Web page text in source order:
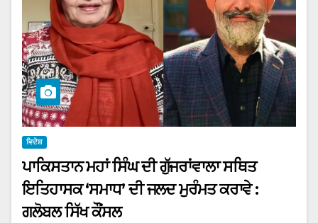
ਵਿਦੇਸ਼
ਪਾਕਿਸਤਾਨ ਮਹਾਂ ਸਿੰਘ ਦੀ ਗੁੱਜਰਾਂਵਾਲਾ ਸਥਿਤ
ਇਤਿਹਾਸਕ ‘ਸਮਾਧ’ ਦੀ ਜਲਦ ਮੁਰੰਮਤ ਕਰਾਵੇ :
ਗਲੋਬਲ ਸਿੱਖ ਕੌਂਸਲ